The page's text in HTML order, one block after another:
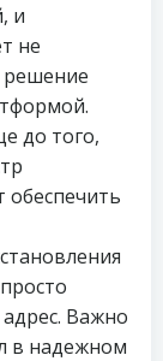
и
не
решение
до того,
обеспечить
Важно
в надежном